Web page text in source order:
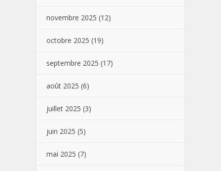
novembre 2025 (12)
octobre 2025 (19)
septembre 2025 (17)
août 2025 (6)
juillet 2025 (3)
juin 2025 (5)
mai 2025 (7)